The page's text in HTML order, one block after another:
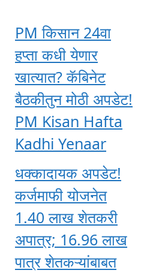
PM किसान 24वा
हप्ता कधी येणार
खात्यात? कॅबिनेट
बैठकीतुन मोठी अपडेट!
PM Kisan Hafta
Kadhi Yenaar
धक्कादायक अपडेट!
कर्जमाफी योजनेत
1.40 लाख शेतकरी
अपात्र; 16.96 लाख
पात्र शेतकऱ्यांबाबत